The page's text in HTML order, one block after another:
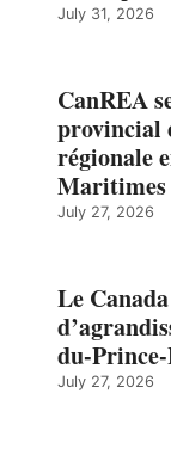
July 31, 2026
CanREA
provincial
régionale
Maritimes
July 27, 2026
Le
du-
July 27, 2026